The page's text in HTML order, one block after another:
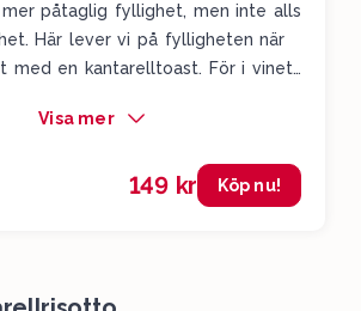
påtaglig fyllighet, men inte alls
Här lever vi på fylligheten när
med en kantarelltoast. För i vinet
lite lätt solkysst gul frukt och
kantareller.
Visa mer
149 kr Köp nu!